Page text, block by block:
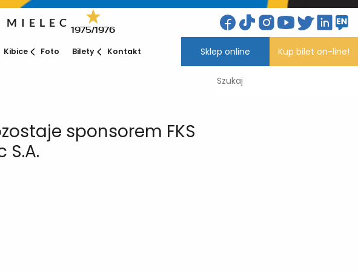
MIELEC
1975/1976
Kibice Foto Bilety Kontakt Sklep online Kup bilet on-line!
sponsorem FKS
S.A.